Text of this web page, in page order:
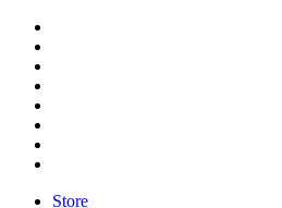
Store